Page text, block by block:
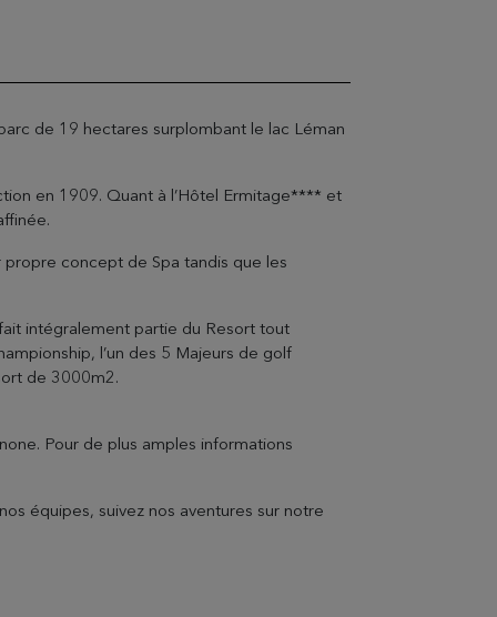
EVIAN RESORT EVENTS
Gift Box
desires
de 19 hectares surplombant le lac Léman
en 1909. Quant à l’Hôtel Ermitage**** et
concept de Spa tandis que les
intégralement partie du Resort tout
l’un des 5 Majeurs de golf
de 3000m2.
Pour de plus amples informations
équipes, suivez nos aventures sur notre